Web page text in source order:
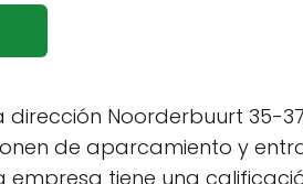
dirección Noorderbuurt 35-
de aparcamiento y
empresa tiene una